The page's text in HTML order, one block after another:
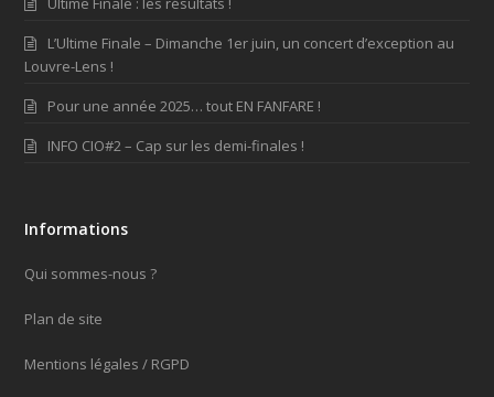
L’Ultime Finale – Dimanche 1er juin, un concert d’exception au
Louvre-Lens !
Pour une année 2025… tout EN FANFARE !
INFO CIO#2 – Cap sur les demi-finales !
Informations
Qui sommes-nous ?
Plan de site
Mentions légales / RGPD